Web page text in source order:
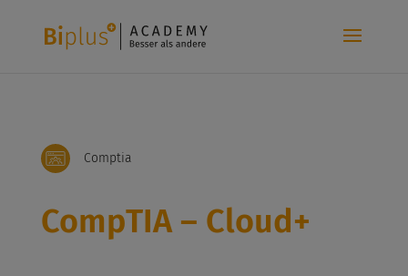
Comptia
CompTIA – Cloud+